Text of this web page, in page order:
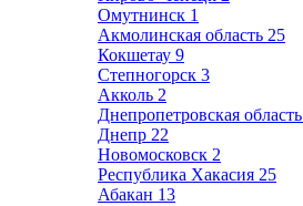
Омутнинск 1
Акмолинская область 25
Кокшетау 9
Степногорск 3
Акколь 2
Днепропетровская область
Днепр 22
Новомосковск 2
Республика Хакасия 25
Абакан 13